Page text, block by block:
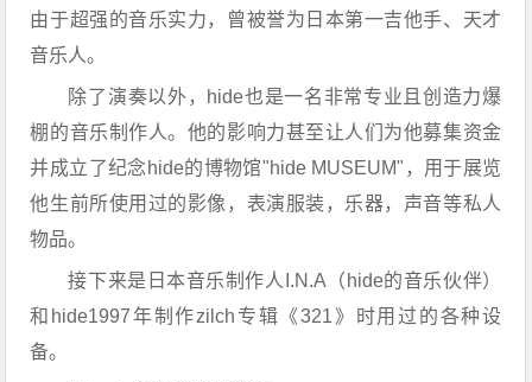
由于超强的音乐实力，曾被誉为日本第一吉他手、天才
音乐人。
除了演奏以外，hide也是一名非常专业且创造力爆
棚的音乐制作人。 他的影响力甚至让人们为他募集资金
并成立了纪念hide的博物馆"hide MUSEUM"，用于展览
他生前所使用过的影像，表演服装，乐器，声音等私人
物品。
接下来是日本音乐制作人I.N.A（hide的音乐伙伴）
和hide1997年制作zilch专辑《321》时用过的各种设
备。